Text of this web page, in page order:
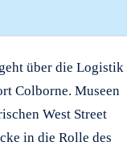
über die Logistik
Colborne. Museen
West Street
in die Rolle des